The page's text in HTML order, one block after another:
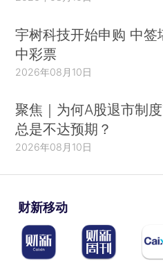
宇树科技开始申购 中签
中彩票
2026年08月10日
聚焦｜为何A股退市制
总是不达预期？
2026年08月10日
财新移动